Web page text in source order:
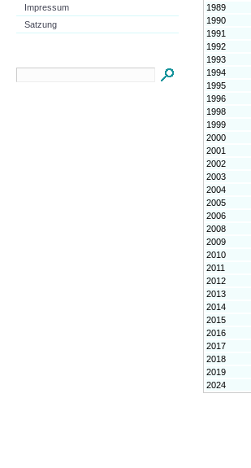
Impressum
Satzung
1989
1990
1991
1992
1993
1994
1995
1996
1998
1999
2000
2001
2002
2003
2004
2005
2006
2008
2009
2010
2011
2012
2013
2014
2015
2016
2017
2018
2019
2024